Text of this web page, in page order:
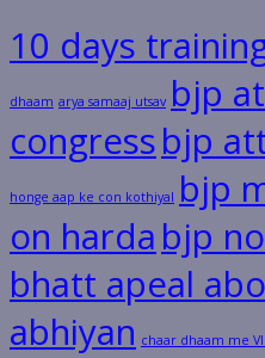
10 days
dhaam arya samaaj utsav bjp
congressbjp
honge aap ke con kothiyal bjp
on harda bjp
bhatt apeal
abhiyan chaar dhaam me